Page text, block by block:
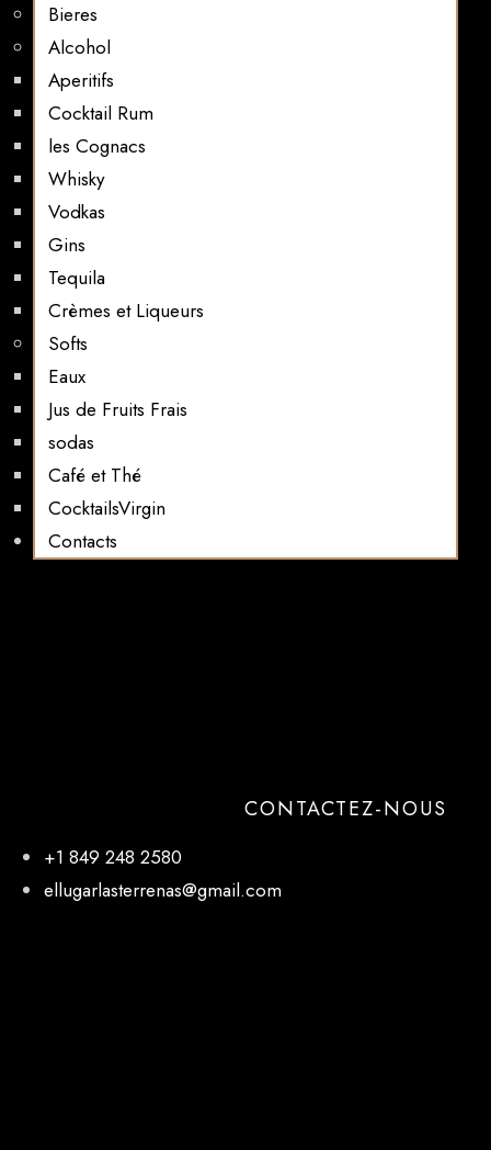
Bieres
Alcohol
Aperitifs
Cocktail Rum
les Cognacs
Whisky
Vodkas
Gins
Tequila
Crèmes et Liqueurs
Softs
Eaux
Jus de Fruits Frais
sodas
Café et Thé
CocktailsVirgin​
Contacts
CONTACTEZ-NOUS
+1 849 248 2580
ellugarlasterrenas@gmail.com